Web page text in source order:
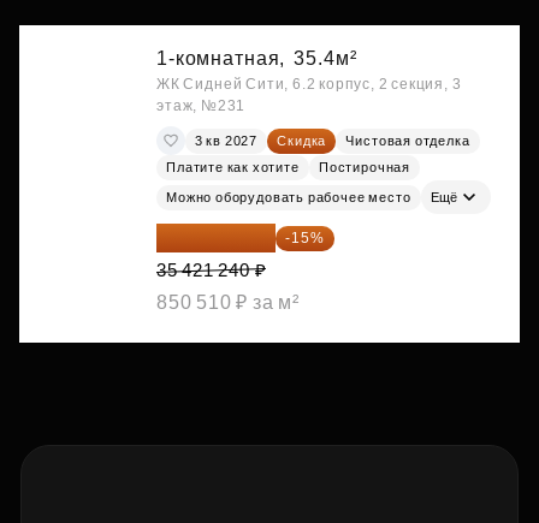
1-комнатная, 35.4м²
ЖК Сидней Сити, 6.2 корпус, 2 секция, 3
этаж, №231
3 кв 2027 Скидка
Чистовая отделка
Платите как хотите
Постирочная
Можно оборудовать рабочее место Ещё
30 108 054 ₽ -15%
35 421 240 ₽
850 510 ₽ за м²